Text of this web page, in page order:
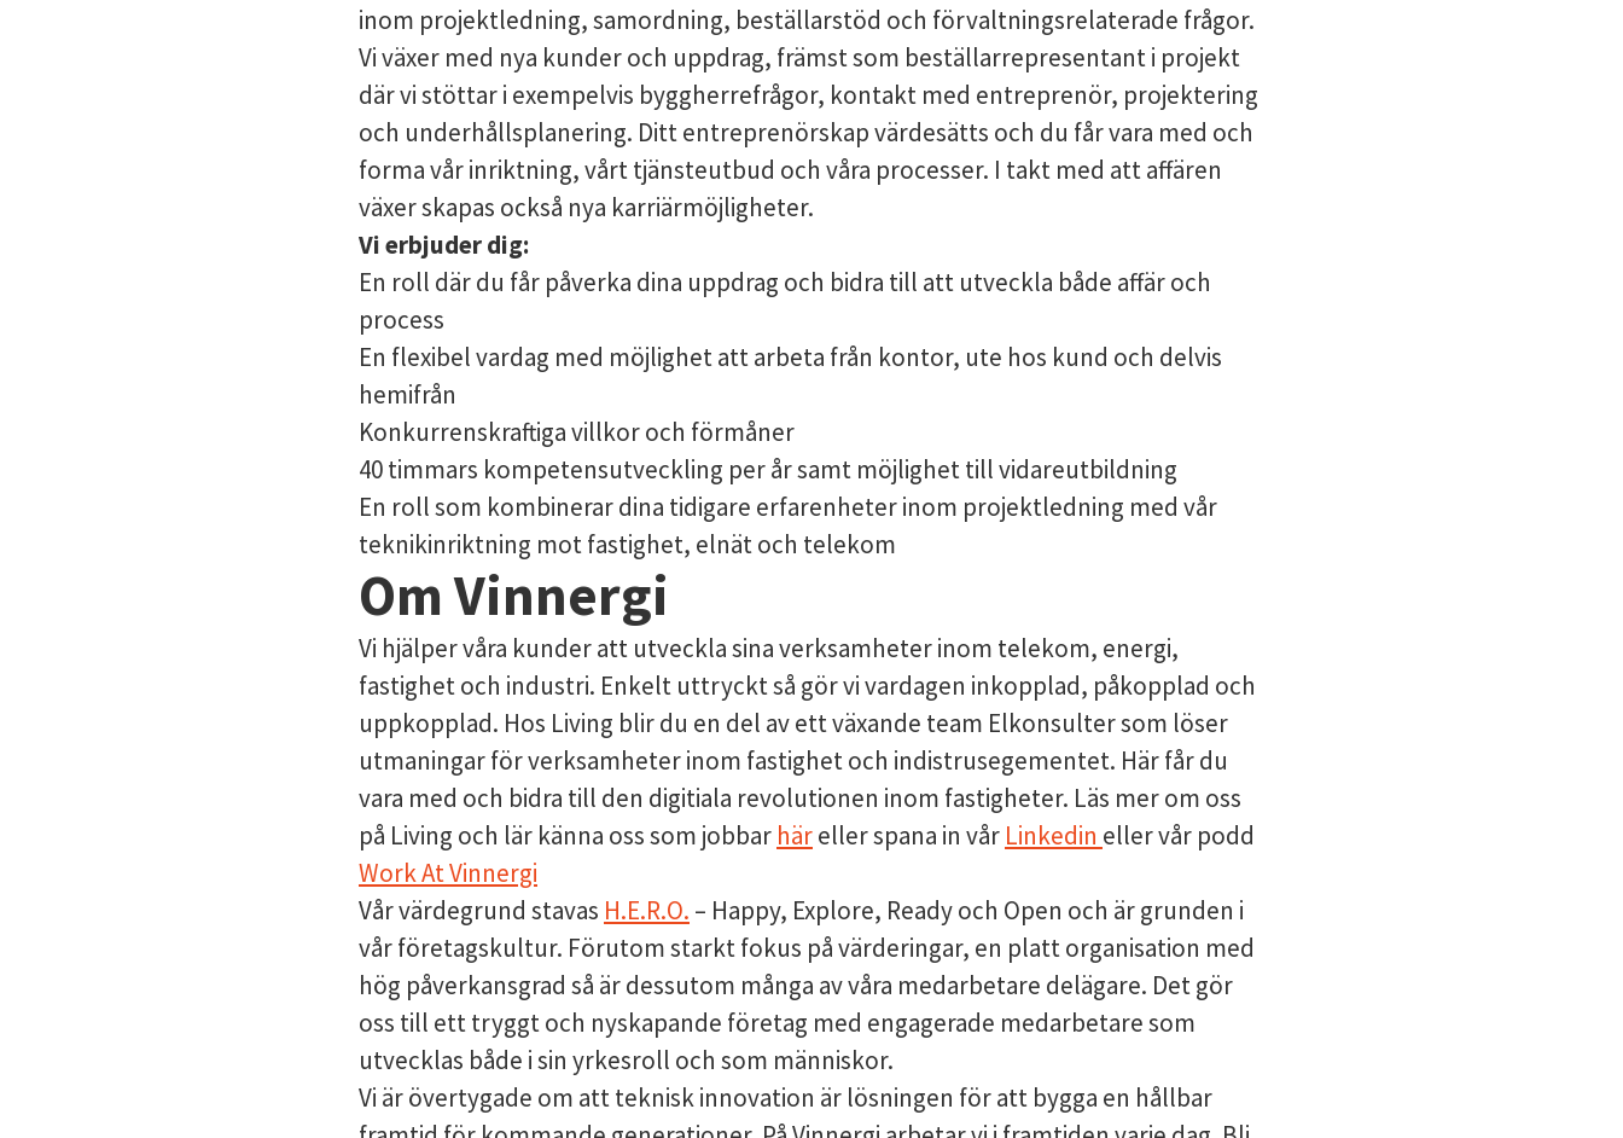
inom projektledning, samordning, beställarstöd och förvaltningsrelaterade frågor.
Vi växer med nya kunder och uppdrag, främst som beställarrepresentant i projekt
där vi stöttar i exempelvis byggherrefrågor, kontakt med entreprenör, projektering
och underhållsplanering. Ditt entreprenörskap värdesätts och du får vara med och
forma vår inriktning, vårt tjänsteutbud och våra processer. I takt med att affären
växer skapas också nya karriärmöjligheter.
Vi erbjuder dig:
En roll där du får påverka dina uppdrag och bidra till att utveckla både affär och
process
En flexibel vardag med möjlighet att arbeta från kontor, ute hos kund och delvis
hemifrån
Konkurrenskraftiga villkor och förmåner
40 timmars kompetensutveckling per år samt möjlighet till vidareutbildning
En roll som kombinerar dina tidigare erfarenheter inom projektledning med vår
teknikinriktning mot fastighet, elnät och telekom
Om Vinnergi
Vi hjälper våra kunder att utveckla sina verksamheter inom telekom, energi,
fastighet och industri. Enkelt uttryckt så gör vi vardagen inkopplad, påkopplad och
uppkopplad. Hos Living blir du en del av ett växande team Elkonsulter som löser
utmaningar för verksamheter inom fastighet och indistrusegementet. Här får du
vara med och bidra till den digitiala revolutionen inom fastigheter. Läs mer om oss
på Living och lär känna oss som jobbar häreller spana in vår Linkedin eller vår podd
Work At Vinnergi
Vår värdegrund stavas H.E.R.O. – Happy, Explore, Ready och Open och är grunden i
vår företagskultur. Förutom starkt fokus på värderingar, en platt organisation med
hög påverkansgrad så är dessutom många av våra medarbetare delägare. Det gör
oss till ett tryggt och nyskapande företag med engagerade medarbetare som
utvecklas både i sin yrkesroll och som människor.
Vi är övertygade om att teknisk innovation är lösningen för att bygga en hållbar